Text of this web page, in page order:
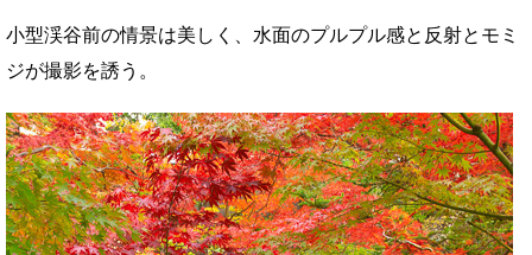
小型渓谷前の情景は美しく、水面のプルプル感と反射とモミ
ジが撮影を誘う。